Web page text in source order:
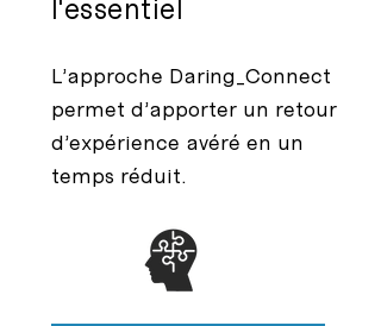
l'essentiel
L’approche Daring_Connect
permet d’apporter un retour
d’expérience avéré en un
temps réduit.